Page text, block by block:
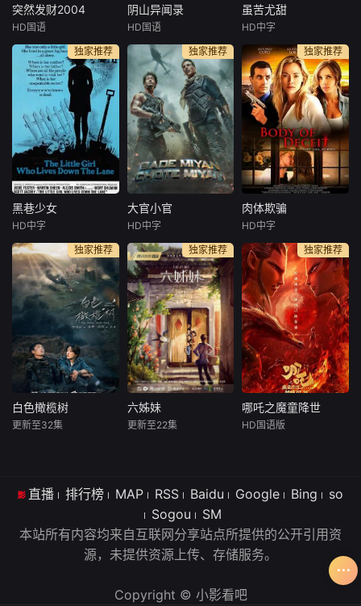
生一系列阴差阳错
啼笑皆非的故事。
杨家房产，殊不知
几人机关
花板上的一千万元
现金砸落在房冬头
金，众人态度各不
相同。啼
李国煌
典型“小男人”R
ichard，怀才不遇
的高级行政人员阿
顺和做小买卖的阿
煌是死党。阿煌整
日沉迷于马票，却
把家族生意弃之不
顾，身负养家重担
的Richard渐渐跟
着阿煌，一起玩起
三个人尽
突然发财2004
HD国语
阴山异闻录
张镐濂
悬疑惊悚电影。本
片通过男女主人公
和反面人物强烈对
比，传达出对于单
纯美好的人类情感
的向往，也表达出
创作者引导观众积
极向善的阳光正能
量。也通过对于村
民的觉悟过程，展
之处，传达“要依靠
自己的
阴山异闻录
HD国语
虽苦尤甜
Baardson
佩特妮拉·巴克
The action ta
kes place in a gri
m anarchist future
civilization after a
big crash or war. A
young m
虽苦尤甜
HD中字
独家推荐
黑巷少女
马丁·辛
亚历克西斯·史密斯
十三岁的女孩
琳（朱迪·福斯特 J
odie Foster 饰）独
自居住在靠海的一
座小屋里，她的父
亲已去世，母亲离
家出走。疼爱他的
父亲帮她预付了三
年的房租，直到她
黑巷少女
HD中字
独家推荐
大官小官
詹维·卡浦尔
泰戈尔·什罗夫
精英士兵费罗
兹和拉凯什将踏上
环球之旅， 追回被
野心勃勃的复仇科
学家卡比尔窃取的
武器。对方企图利
用人工智能摧毁印
度
大官小官
HD中字
独家推荐
肉体欺骗
萨拉·吉瓦蒂
安东尼奥·库普
Alice (Kristan
na Loken) is a gho
stwriter for a famo
us bestselling aut
hor. She is half thr
ough the
肉体欺骗
HD中字
独家推荐
白色橄榄树
者宋冉在动荡的东
在东国做志愿者的
华裔爆破工程师李
白色橄榄树
更新至32集
独家推荐
六姊妹
后，何常胜为支援
社会主义建设，携
家带口从扬州江都
移居安徽淮南，在
淮河边上扎下了
十年中，何常胜连
六姊妹
更新至22集
独家推荐
哪吒之魔童降世
出一颗能量巨大的
珠和魔丸，灵珠投
胎为人，助周伐纣
时可堪大用；而魔
哪吒之魔童降世
HD国语版
直播 排行榜 MAP RSS Baidu Google Bing
so
Sogou
SM
本站所有内容均来自互联网分享站点所提供的公开引用资
源，未提供资源上传、存储服务。
Copyright © 小影看吧